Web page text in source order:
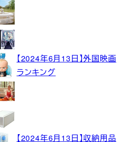
【2024年6月13日】外国映画
ランキング
【2024年6月13日】収納用品